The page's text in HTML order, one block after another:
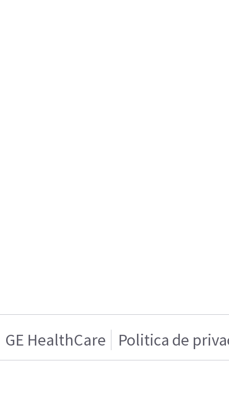
GE HealthCare Politica de